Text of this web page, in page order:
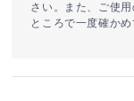
さい。また、ご使
ところで一度確か